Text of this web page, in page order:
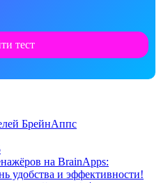
тест
БрейнАппс
на BrainApps:
удобства и эффективности!